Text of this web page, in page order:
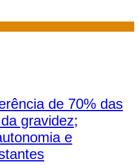
de 70% das
gravidez;
e